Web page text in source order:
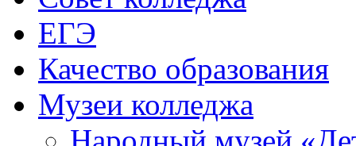
ЕГЭ
Качество образования
Музеи колледжа